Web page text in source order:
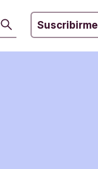
Buscar Suscribirme